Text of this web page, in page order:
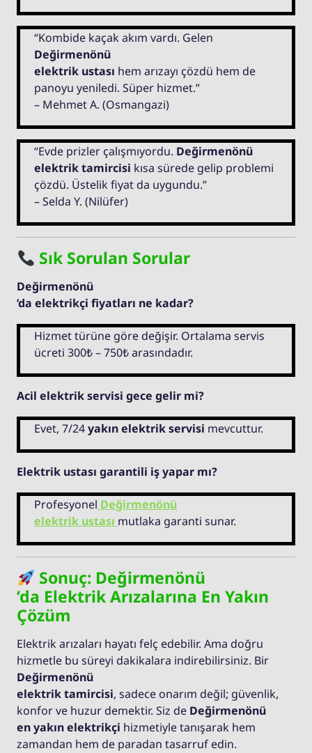
“Kombide kaçak akım vardı. Gelen
Değirmenönü
elektrik ustası hem arızayı çözdü hem de
panoyu yeniledi. Süper hizmet.”
– Mehmet A. (Osmangazi)
“Evde prizler çalışmıyordu. Değirmenönü
elektrik tamircisi kısa sürede gelip problemi
çözdü. Üstelik fiyat da uygundu.”
– Selda Y. (Nilüfer)
Sık Sorulan Sorular
Değirmenönü
’da elektrikçi fiyatları ne kadar?
Hizmet türüne göre değişir. Ortalama servis
ücreti 300₺ – 750₺ arasındadır.
Acil elektrik servisi gece gelir mi?
Evet, 7/24yakın elektrik servisi mevcuttur.
Elektrik ustası garantili iş yapar mı?
Profesyonel Değirmenönü
elektrik ustası mutlaka garanti sunar.
Sonuç: Değirmenönü
’da Elektrik Arızalarına En Yakın
Çözüm
Elektrik arızaları hayatı felç edebilir. Ama doğru
hizmetle bu süreyi dakikalara indirebilirsiniz. Bir
Değirmenönü
elektrik tamircisi, sadece onarım değil; güvenlik,
konfor ve huzur demektir. Siz de Değirmenönü
en yakın elektrikçi hizmetiyle tanışarak hem
zamandan hem de paradan tasarruf edin.